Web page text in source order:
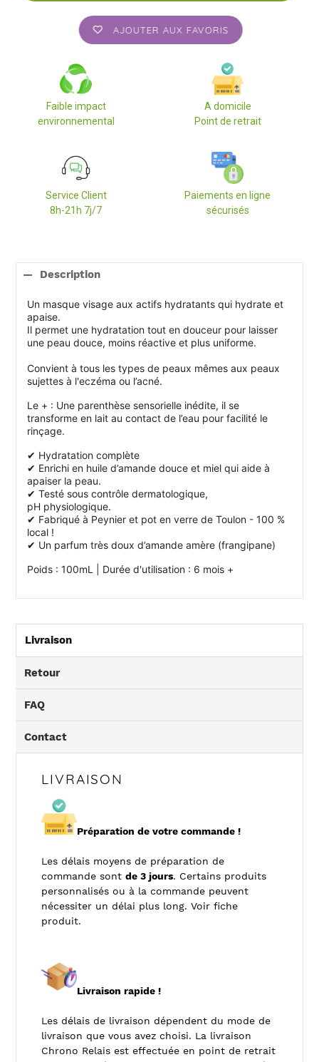
AJOUTER AUX FAVORIS
Faible impact
environnemental
A domicile
Point de retrait
Service Client
8h-21h 7j/7
Paiements en ligne
sécurisés
d'un
produit
panier
Description
Un masque visage aux actifs hydratants qui hydrate et
apaise.
Il permet une hydratation tout en douceur pour laisser
une peau douce, moins réactive et plus uniforme.
Convient à tous les types de peaux mêmes aux peaux
sujettes à l'eczéma ou l’acné.
Le + : Une parenthèse sensorielle inédite, il se
transforme en lait au contact de l’eau pour facilité le
rinçage.
✔ Hydratation complète
✔ Enrichi en huile d’amande douce et miel qui aide à
apaiser la peau.
✔ Testé sous contrôle dermatologique,
pH physiologique.
✔ Fabriqué à Peynier et pot en verre de Toulon - 100 %
local !
✔ Un parfum très doux d’amande amère (frangipane)
Poids : 100mL | Durée d'utilisation : 6 mois +
Livraison
Retour
FAQ
Contact
LIVRAISON
Préparation de votre commande !
Les délais moyens de préparation de
commande sont de 3 jours. Certains produits
personnalisés ou à la commande peuvent
nécessiter un délai plus long. Voir fiche
produit.
Livraison rapide !
Les délais de livraison dépendent du mode de
livraison que vous avez choisi. La livraison
Chrono Relais est effectuée en point de retrait